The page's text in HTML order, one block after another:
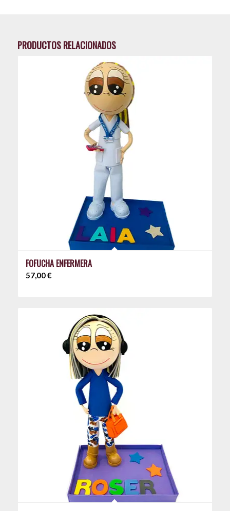
PRODUCTOS RELACIONADOS
FOFUCHA ENFERMERA
57,00€